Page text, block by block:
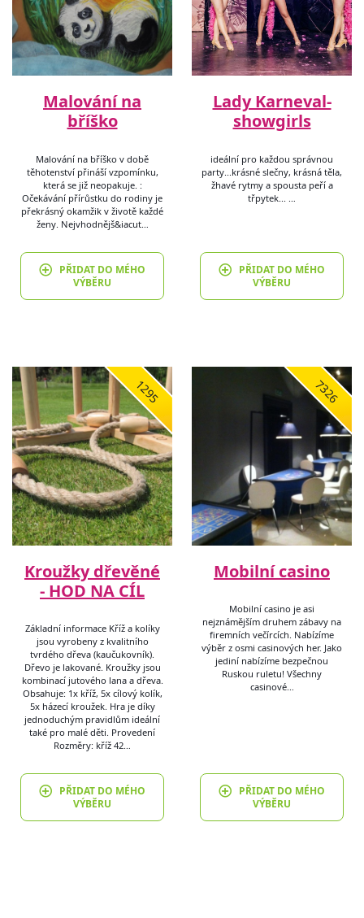
Malování na
bříško
Malování na bříško v době
těhotenství přináší vzpomínku,
která se již neopakuje. :
Očekávání přírůstku do rodiny je
překrásný okamžik v životě každé
ženy. Nejvhodnějš&iacut…
PŘIDAT DO MÉHO
VÝBĚRU
Lady Karneval-
showgirls
ideální pro každou správnou
party...krásné slečny, krásná těla,
žhavé rytmy a spousta peří a
třpytek... …
PŘIDAT DO MÉHO
VÝBĚRU
1295
Kroužky dřevěné
- HOD NA CÍL
Základní informace Kříž a kolíky
jsou vyrobeny z kvalitního
tvrdého dřeva (kaučukovník).
Dřevo je lakované. Kroužky jsou
kombinací jutového lana a dřeva.
Obsahuje: 1x kříž, 5x cílový kolík,
5x házecí kroužek. Hra je díky
jednoduchým pravidlům ideální
také pro malé děti. Provedení
Rozměry: kříž 42…
PŘIDAT DO MÉHO
VÝBĚRU
7326
Mobilní casino
Mobilní casino je asi
nejznámějším druhem zábavy na
firemních večírcích. Nabízíme
výběr z osmi casinových her. Jako
jediní nabízíme bezpečnou
Ruskou ruletu! Všechny
casinové…
PŘIDAT DO MÉHO
VÝBĚRU